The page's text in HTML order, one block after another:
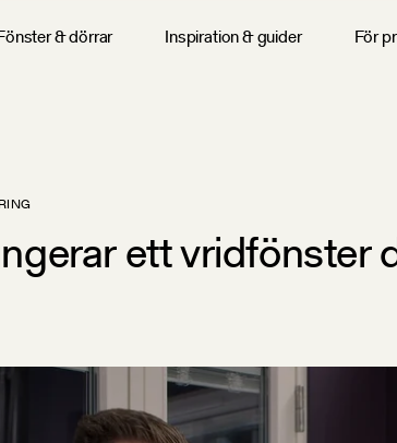
& dörrar Inspiration & guider För
ett vridfönster